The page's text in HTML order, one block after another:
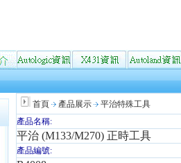
首頁 產品展示
平治特殊工具
產品名稱:
平治 (M133/M270) 正時工具
產品編號: